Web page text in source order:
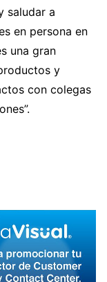
saludar a
en persona en
una gran
y
con colegas